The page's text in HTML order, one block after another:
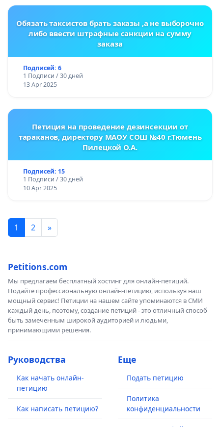
Обязать таксистов брать заказы ,а не выборочно
либо ввести штрафные санкции на сумму
заказа
Подписей: 6
1 Подписи / 30 дней
13 Apr 2025
Петиция на проведение дезинсекции от
тараканов, директору МАОУ СОШ №40 г.Тюмень
Пилецкой О.А.
Подписей: 15
1 Подписи / 30 дней
10 Apr 2025
1 2 »
Petitions.com
Мы предлагаем бесплатный хостинг для онлайн-петиций.
Подайте профессиональную онлайн-петицию, используя наш
мощный сервис! Петиции на нашем сайте упоминаются в СМИ
каждый день, поэтому, создание петиций - это отличный способ
быть замеченным широкой аудиторией и людьми,
принимающими решения.
Руководства
Как начать онлайн-
петицию
Как написать петицию?
Еще
Подать петицию
Политика
конфиденциальности